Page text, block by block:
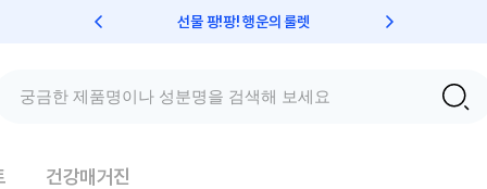
선물 팡!팡! 행운의 룰렛
건강매거진